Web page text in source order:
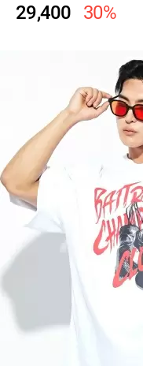
29,400
30%